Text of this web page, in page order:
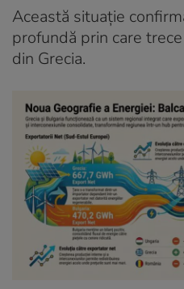
Această situație
profundă prin care
din Grecia.